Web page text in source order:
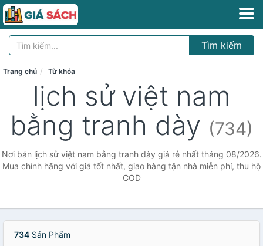
Tìm kiếm
Trang chủ Từ khóa
lịch sử việt nam
bằng tranh dày (734)
Nơi bán lịch sử việt nam bằng tranh dày giá rẻ nhất tháng 08/2026.
Mua chính hãng với giá tốt nhất, giao hàng tận nhà miễn phí, thu hộ
COD
734 Sản Phẩm